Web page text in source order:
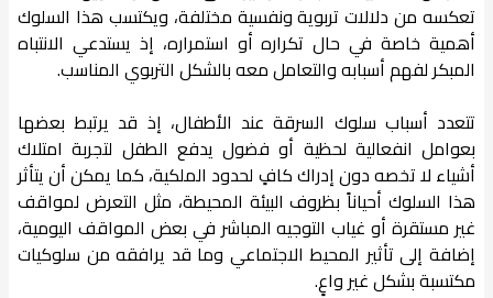
تعكسه من دلالات تربوية ونفسية مختلفة، ويكتسب هذا السلوك
أهمية خاصة في حال تكراره أو استمراره، إذ يستدعي الانتباه
المبكر لفهم أسبابه والتعامل معه بالشكل التربوي المناسب.
تتعدد أسباب سلوك السرقة عند الأطفال، إذ قد يرتبط بعضها
بعوامل انفعالية لحظية أو فضول يدفع الطفل لتجربة امتلاك
أشياء لا تخصه دون إدراك كافٍ لحدود الملكية، كما يمكن أن يتأثر
هذا السلوك أحياناً بظروف البيئة المحيطة، مثل التعرض لمواقف
غير مستقرة أو غياب التوجيه المباشر في بعض المواقف اليومية،
إضافة إلى تأثير المحيط الاجتماعي وما قد يرافقه من سلوكيات
مكتسبة بشكل غير واعٍ.